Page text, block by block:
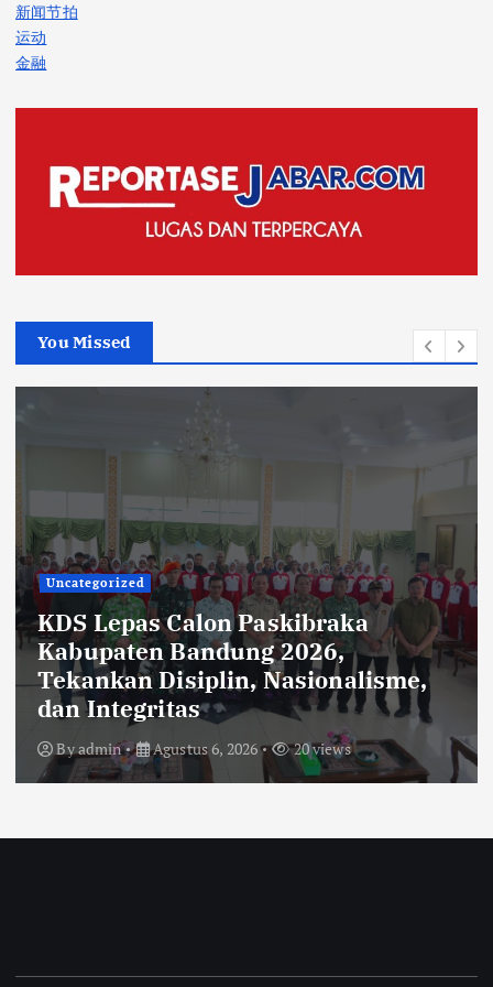
新闻节拍
运动
金融
You Missed
Uncategorized
KDS Lepas Calon Paskibraka
Kabupaten Bandung 2026,
Tekankan Disiplin, Nasionalisme,
dan Integritas
Byadmin Agustus 6, 2026 20 views